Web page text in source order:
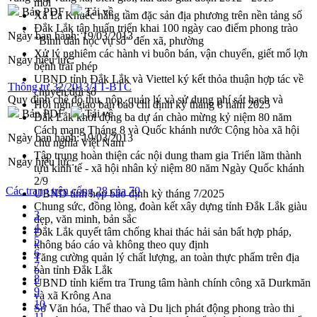
mới
Xã Ea Knuếc nâng tầm đặc sản địa phương trên nền tảng số
Đắk Lắk tập huấn triển khai 100 ngày cao điểm phong trào
"Bình dân học vụ số" đến xã, phường
Xử lý nghiêm các hành vi buôn bán, vận chuyển, giết mổ lợn
bệnh trái phép
UBND tỉnh Đắk Lắk và Viettel ký kết thỏa thuận hợp tác về
chuyển đổi số
Hội nghị giao ban báo chí định kỳ tháng 8 năm 2025
Đắk Lắk khởi động ba dự án chào mừng kỷ niệm 80 năm
Cách mạng Tháng 8 và Quốc khánh nước Cộng hòa xã hội
chủ nghĩa Việt Nam
Tập trung hoàn thiện các nội dung tham gia Triển lãm thành
tựu kinh tế - xã hội nhân kỷ niệm 80 năm Ngày Quốc khánh
2/9
UBND tỉnh họp báo định kỳ tháng 7/2025
Chung sức, đồng lòng, đoàn kết xây dựng tỉnh Đắk Lắk giàu
đẹp, văn minh, bản sắc
Đắk Lắk quyết tâm chống khai thác hải sản bất hợp pháp,
không báo cáo và không theo quy định
Tăng cường quản lý chất lượng, an toàn thực phẩm trên địa
bàn tỉnh Đắk Lắk
UBND tỉnh kiểm tra Trung tâm hành chính công xã Durkmăn
và xã Krông Ana
Sở Văn hóa, Thể thao và Du lịch phát động phong trào thi
Bản PDF
Tải về
Ngày ban hành:19/03/2013
Ngày hiệu lực:
Thông tư 32/2013/TT-BTC
Quy định chế độ thu, nộp, quản lý và sử dụng phí sát hạch và
Bản PDF
Tải về
Ngày ban hành:19/03/2013
Ngày hiệu lực:
Các trang trên cổng 28 của 70
3
4
5
6
7
8
9
10